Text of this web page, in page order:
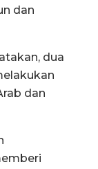
dan
dua
dan